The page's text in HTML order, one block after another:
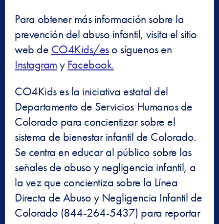
Para obtener más información sobre la
prevención del abuso infantil, visita el sitio
web de CO4Kids/eso síguenos en
Instagramy Facebook.
CO4Kids es la iniciativa estatal del
Departamento de Servicios Humanos de
Colorado para concientizar sobre el
sistema de bienestar infantil de Colorado.
Se centra en educar al público sobre las
señales de abuso y negligencia infantil, a
la vez que concientiza sobre la Línea
Directa de Abuso y Negligencia Infantil de
Colorado (844-264-5437) para reportar